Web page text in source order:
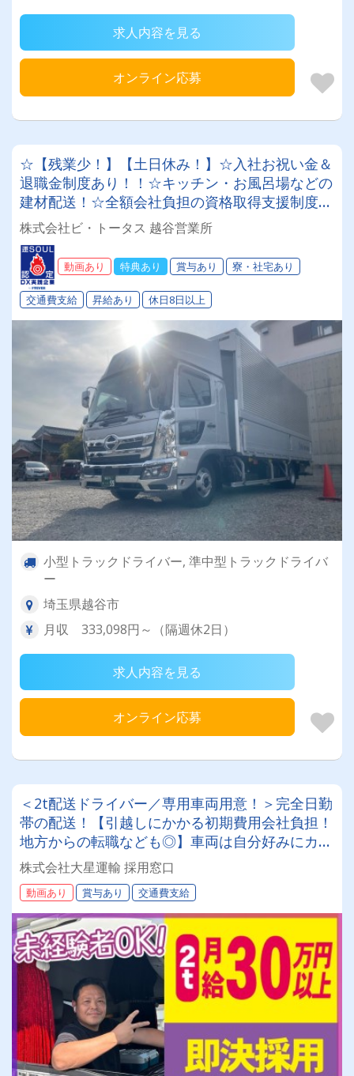
求人内容を見る
オンライン応募
☆【残業少！】【土日休み！】☆入社お祝い金＆
退職金制度あり！！☆キッチン・お風呂場などの
建材配送！☆全額会社負担の資格取得支援制度
も！☆車上・車側渡し！【未経験者大歓迎！ドラ
イバーデビュー応援します！！】
株式会社ビ・トータス 越谷営業所
動画あり 特典あり 賞与あり 寮・社宅あり
交通費支給 昇給あり 休日8日以上
小型トラックドライバー, 準中型トラックドライバ
ー
埼玉県越谷市
月収 333,098円～（隔週休2日）
求人内容を見る
オンライン応募
＜2t配送ドライバー／専用車両用意！＞完全日勤
帯の配送！【引越しにかかる初期費用会社負担！
地方からの転職なども◎】車両は自分好みにカス
タムしてOK！20～50代が活躍中！女性ドライバ
ーも現役で活躍中！大手取引先が多数なので、長
期安定して働けます！
株式会社大星運輸 採用窓口
動画あり 賞与あり 交通費支給